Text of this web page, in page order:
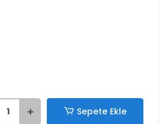
Sepete Ekle